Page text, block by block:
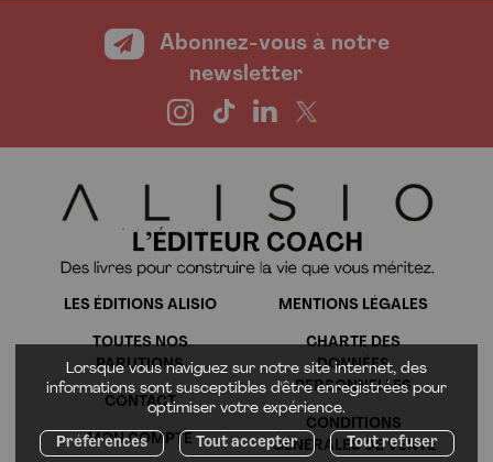
Lorsque vous naviguez sur notre site internet, des
informations sont susceptibles d'être enregistrées pour
optimiser votre expérience.
Préférences Tout accepter Tout refuser
Abonnez-vous à notre
newsletter
LES ÉDITIONS ALISIO
TOUTES NOS
PARUTIONS
CONTACT
MON COMPTE
MENTIONS LÉGALES
CHARTE DES
DONNÉES
PERSONNELLES
CONDITIONS
GÉNÉRALES DE VENTE